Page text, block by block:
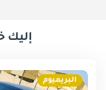
إليك
البريميوم